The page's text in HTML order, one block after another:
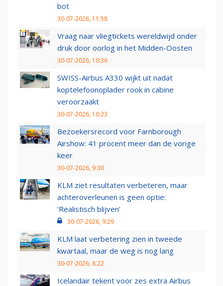
bot
30-07-2026, 11:58
Vraag naar vliegtickets wereldwijd onder
druk door oorlog in het Midden-Oosten
30-07-2026, 10:36
SWISS-Airbus A330 wijkt uit nadat
koptelefoonoplader rook in cabine
veroorzaakt
30-07-2026, 10:23
Bezoekersrecord voor Farnborough
Airshow: 41 procent meer dan de vorige
keer
30-07-2026, 9:30
KLM ziet resultaten verbeteren, maar
achteroverleunen is geen optie:
‘Realistisch blijven’
30-07-2026, 9:29
KLM laat verbetering zien in tweede
kwartaal, maar de weg is nog lang
30-07-2026, 8:22
Icelandair tekent voor zes extra Airbus